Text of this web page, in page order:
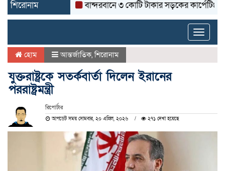
শিরোনাম বান্দরবানে ৩ কোটি টাকার সড়কের কার্পেটিং উঠে
Toggle
হোম আন্তর্জাতিক,শিরোনাম
যুক্তরাষ্ট্রকে সতর্কবার্তা দিলেন ইরানের
পররাষ্ট্রমন্ত্রী
রিপোর্টার
আপডেট সময় সোমবার, ২০ এপ্রিল, ২০২৬ ২৭১ দেখা হয়েছে